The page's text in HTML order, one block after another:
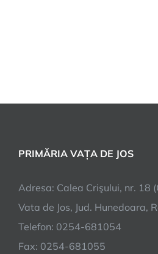
PRIMĂRIA VAȚA DE JOS
Adresa: Calea Crişului, nr. 18
Vata de Jos, Jud. Hunedoara,
Telefon: 0254-681054
Fax: 0254-681055